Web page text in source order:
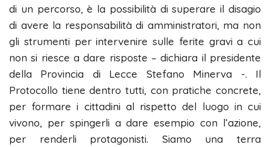
di un percorso, è la possibilità di superare il disagio
di avere la responsabilità di amministratori, ma non
gli strumenti per intervenire sulle ferite gravi a cui
non si riesce a dare risposte – dichiara il presidente
della Provincia di Lecce Stefano Minerva -. Il
Protocollo tiene dentro tutti, con pratiche concrete,
per formare i cittadini al rispetto del luogo in cui
vivono, per spingerli a dare esempio con l’azione,
per renderli protagonisti. Siamo una terra